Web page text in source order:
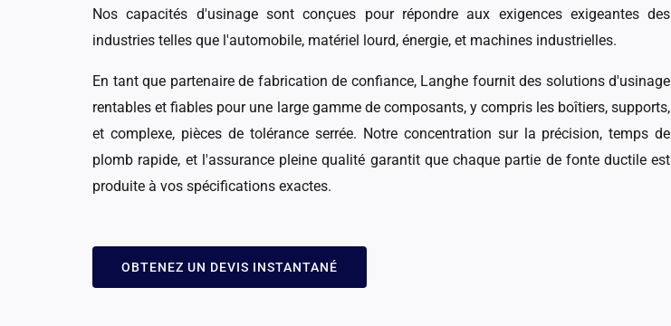
Nos capacités d'usinage sont conçues pour répondre aux exigences exigeantes des
industries telles que l'automobile, matériel lourd, énergie, et machines industrielles.
En tant que partenaire de fabrication de confiance, Langhe fournit des solutions d'usinage
rentables et fiables pour une large gamme de composants, y compris les boîtiers, supports,
et complexe, pièces de tolérance serrée. Notre concentration sur la précision, temps de
plomb rapide, et l'assurance pleine qualité garantit que chaque partie de fonte ductile est
produite à vos spécifications exactes.
OBTENEZ UN DEVIS INSTANTANÉ